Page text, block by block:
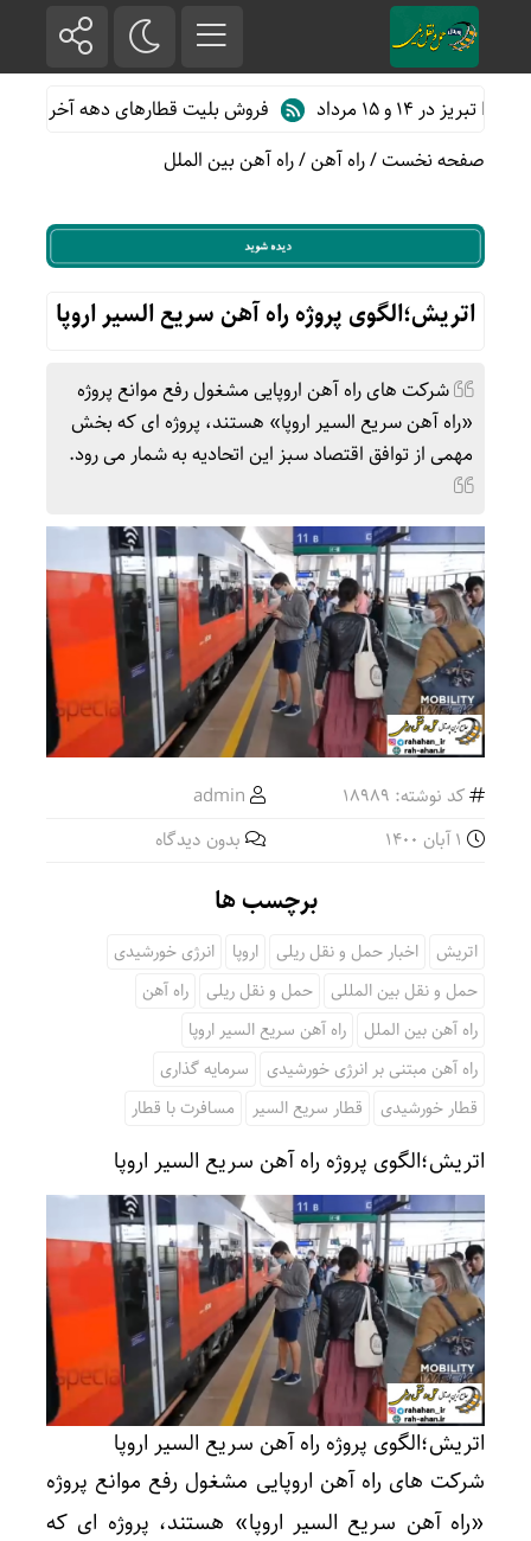
فروش بلیت قطارهای دهه آخر ماه صفر
صفحه نخست/راه آهن/راه آهن بین الملل
اتریش؛الگوی پروژه راه آهن سریع السیر اروپا
شرکت های راه آهن اروپایی مشغول رفع موانع پروژه
«راه آهن سریع السیر اروپا» هستند،‌ پروژه ای که بخش
مهمی از توافق اقتصاد سبز این اتحادیه به شمار می رود.
کد نوشته: 18989
admin
بدون دیدگاه
برچسب ها
اتریش اخبار حمل و نقل ریلی اروپا
انرژی خورشیدی
حمل و نقل بین المللی
حمل و نقل ریلی
راه آهن
راه آهن بین الملل
راه آهن سریع السیر اروپا
راه آهن مبتنی بر انرژی خورشیدی
سرمایه گذاری
قطار خورشیدی
قطار سریع السیر مسافرت با قطار
اتریش؛الگوی پروژه راه آهن سریع السیر اروپا
اتریش؛الگوی پروژه راه آهن سریع السیر اروپا
شرکت های راه آهن اروپایی مشغول رفع موانع پروژه
«راه آهن سریع السیر اروپا» هستند،‌ پروژه ای که